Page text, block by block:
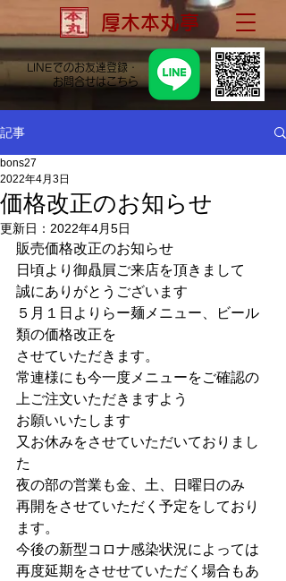
厚木本丸亭
LINEでのお友達登録・
お問合せはこちら
記事
価格改正のお知らせ
bons27
2022年4月3日
更新日： 2022年4月5日
販売価格改正のお知らせ
日頃より御贔屓ご来店を頂きまして
誠にありがとうございます
５月１日よりらー麺メニュー、ビール
類の価格改正を
させていただきます。
常連様にも今一度メニューをご確認の
上ご注文いただきますよう
お願いいたします
又お休みをさせていただいておりまし
た
夜の部の営業も金、土、日曜日のみ
再開をさせていただく予定をしており
ます。
今後の新型コロナ感染状況によっては
再度延期をさせせていただく場合もあ